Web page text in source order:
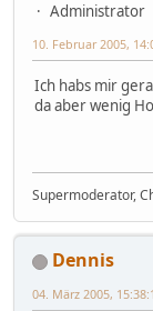
Administrator
10. Februar 2005,
Ich habs mir
da aber wenig
Supermoderator,
Dennis
04. März 2005,